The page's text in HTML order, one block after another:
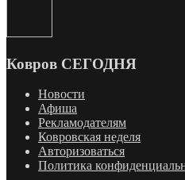
Ковров СЕГОДНЯ
Новости
Афиша
Рекламодателям
Ковровская неделя
Авторизоваться
Политика